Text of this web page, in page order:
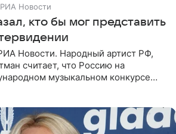
Новости
кто бы мог представить
Новости. Народный артист РФ,
считает, что Россию на
музыкальном конкурсе